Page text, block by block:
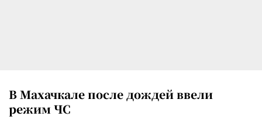
В Махачкале после дождей ввели
режим ЧС